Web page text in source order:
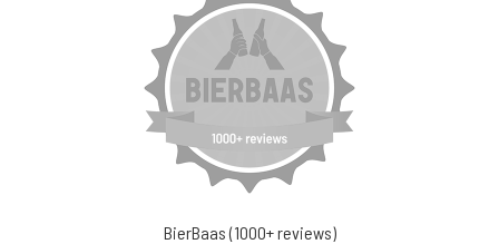
BierBaas (1000+ reviews)